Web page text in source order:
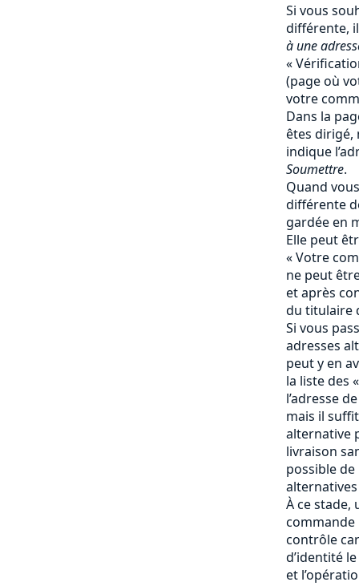
Si vous
différente,
à une
«
(page où
votre
Dans la
êtes dirigé,
indique
Soumettre.
Quand
différente
gardée en
Elle peut
« Votre
ne peut
et après
du titulaire
Si vous
adresses
peut y en
la liste des
l’adresse
mais il
alternative
livraison
possible
À ce stade,
commande
contrôle
d’identité
et